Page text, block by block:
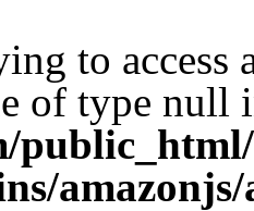
to access
of type null